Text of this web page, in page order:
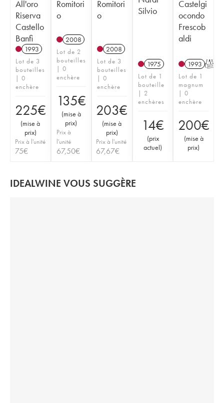
All'oro
Riserva
Castello
Banfi
1993
Lot de 3
bouteilles
| 0
enchère
225€
(mise à
prix)
Prix à l'unité
75€
Romitori
o
2008
Lot de 2
bouteilles
| 0
enchère
135€
(mise à
prix)
Prix à
l'unité
67,50€
Romitori
o
2008
Lot de 3
bouteilles
| 0
enchère
203€
(mise à
prix)
Prix à l'unité
67,67€
Silvio
1975
Lot de 1
bouteille
| 2
enchères
14€
(prix
actuel)
Castelgi
ocondo
Frescob
aldi
1993 T
Lot de 1
magnum
| 0
enchère
200€
(mise à
prix)
IDEALWINE VOUS SUGGÈRE